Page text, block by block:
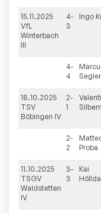
15.11.2025
VfL
Winterbach
III
4-
3
Ingo
4-
4
Segler
18.10.2025
TSV
Böbingen IV
2-
1
2-
2
Proba
11.10.2025
TSGV
Waldstetten
IV
3-
3
Kai